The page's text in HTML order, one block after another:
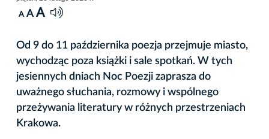
A A A
Od 9 do 11 października poezja przejmuje miasto,
wychodząc poza książki i sale spotkań. W tych
jesiennych dniach Noc Poezji zaprasza do
uważnego słuchania, rozmowy i wspólnego
przeżywania literatury w różnych przestrzeniach
Krakowa.